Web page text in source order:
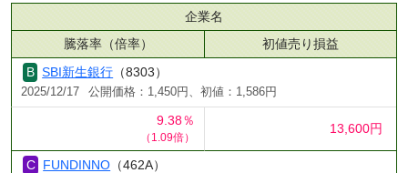
企業名
騰落率（倍率）
初値売り損益
SBI新生銀行 （8303）
2025/12/17 公開価格：1,450円、初値：1,586円
9.38％
（1.09倍）
13,600円
FUNDINNO （462A）